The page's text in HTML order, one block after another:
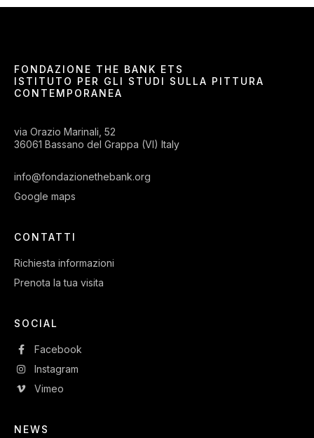
FONDAZIONE THE BANK ETS
ISTITUTO PER GLI STUDI SULLA PITTURA
CONTEMPORANEA
via Orazio Marinali, 52
36061 Bassano del Grappa (VI) Italy
info@fondazionethebank.org
Google maps
CONTATTI
Richiesta informazioni
Prenota la tua visita
SOCIAL
Facebook
Instagram
Vimeo
NEWS